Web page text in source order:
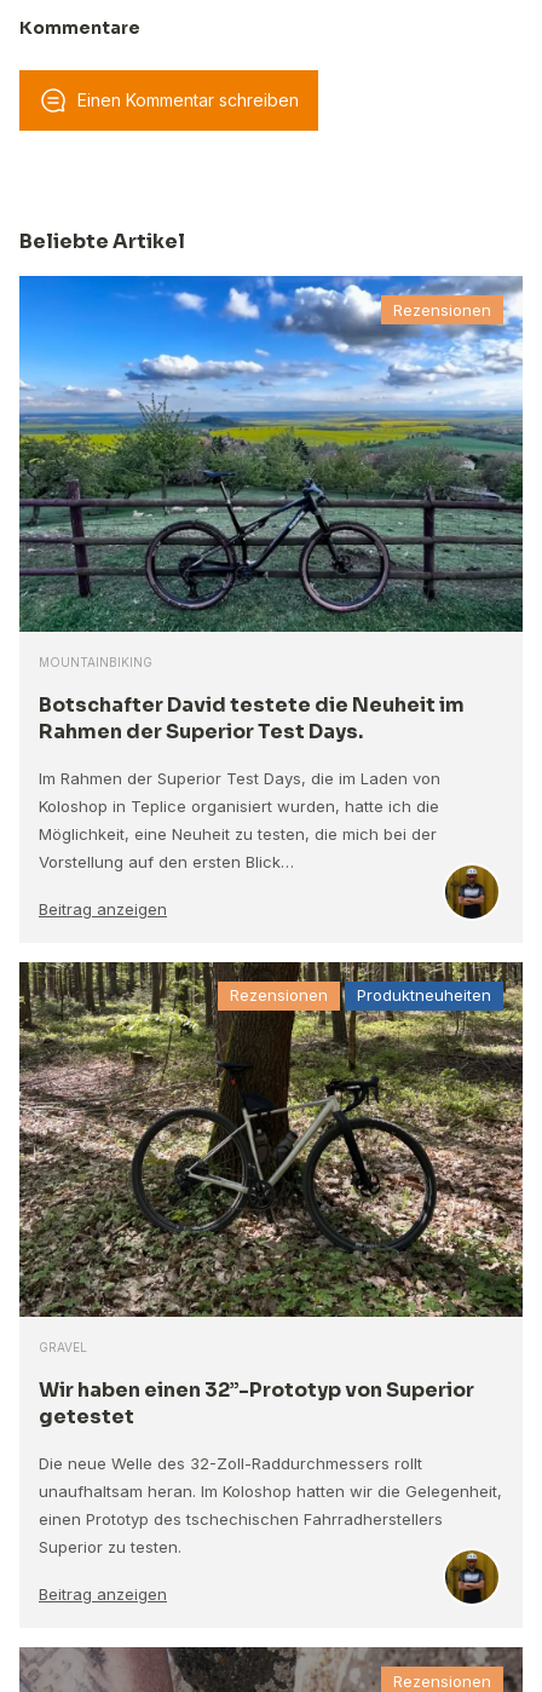
Kommentare
Einen Kommentar schreiben
Beliebte Artikel
Rezensionen
MOUNTAINBIKING
Botschafter David testete die Neuheit im
Rahmen der Superior Test Days.
Im Rahmen der Superior Test Days, die im Laden von
Koloshop in Teplice organisiert wurden, hatte ich die
Möglichkeit, eine Neuheit zu testen, die mich bei der
Vorstellung auf den ersten Blick…
Beitrag anzeigen
Rezensionen Produktneuheiten
GRAVEL
Wir haben einen 32”-Prototyp von Superior
getestet
Die neue Welle des 32-Zoll-Raddurchmessers rollt
unaufhaltsam heran. Im Koloshop hatten wir die Gelegenheit,
einen Prototyp des tschechischen Fahrradherstellers
Superior zu testen.
Beitrag anzeigen
Rezensionen